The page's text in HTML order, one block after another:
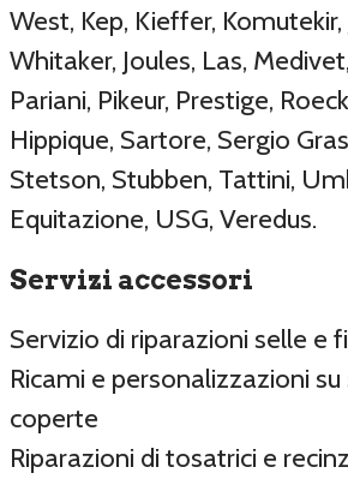
West, Kep, Kieffer, Komutekir,
Whitaker, Joules, Las,
Pariani, Pikeur, Prestige,
Hippique, Sartore, Sergio
Stetson, Stubben, Tattini,
Equitazione, USG, Veredus.
Servizi accessori
Servizio di riparazioni selle e
Ricami e personalizzazioni
coperte
Riparazioni di tosatrici e